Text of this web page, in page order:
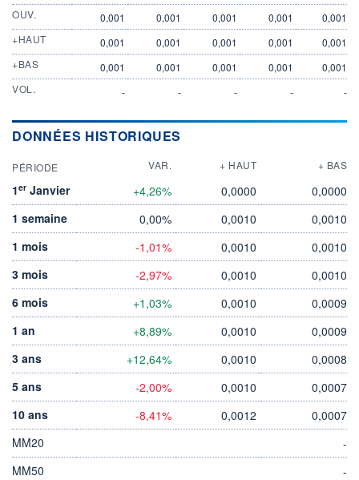
OUV.
0,001 0,001 0,001 0,001
0,001
+HAUT
0,001 0,001 0,001 0,001
0,001
+BAS
0,001 0,001 0,001 0,001
0,001
VOL.
- - - - -
DONNÉES HISTORIQUES
PÉRIODE VAR. + HAUT + BAS
1er Janvier +4,26% 0,0000
0,0000
1 semaine
0,00% 0,0010
0,0010
1 mois
-1,01% 0,0010
0,0010
3 mois
-2,97% 0,0010
0,0010
6 mois
+1,03% 0,0010
0,0009
1 an
+8,89% 0,0010
0,0009
3 ans
+12,64% 0,0010
0,0008
5 ans
-2,00% 0,0010
0,0007
10 ans
-8,41% 0,0012
0,0007
MM20
-
MM50
-